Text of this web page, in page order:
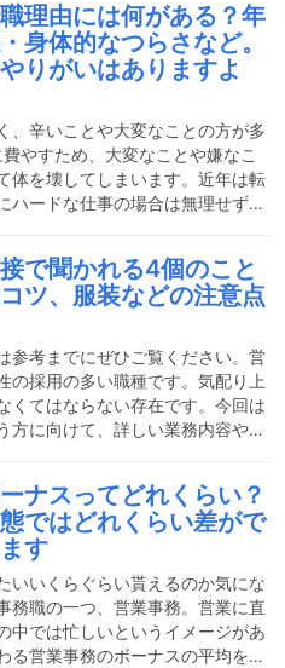
理由には何がある？年
身体的なつらさなど。
りがいはありますよ
、辛いことや大変なことの方が多
やすため、大変なことや嫌なこ
体を壊してしまいます。近年は転
ハードな仕事の場合は無理せずに
ようになり、男女問わず働きやす
もしれません。離職する人たち
転職するのでしょうか？今回は、
について、詳しく説明していきた
はどれくらい？パーセンテージで
で聞かれる4個のこと
ツ、服装などの注意点
参考までにぜひご覧ください。営
の採用の多い職種です。気配り上
くてはならない存在です。今回は
方に向けて、詳しい業務内容や営
意点なども要チェックです。営業
りをする営業マンを支える仕事で
、内勤の仕事です。デスクワーク
が置かれています。まず基本的
てくる電話の応対や、メールやF
ナスってどれくらい？
ではどれくらい差がで
す
いいくらぐらい貰えるのか気にな
務職の一つ、営業事務。営業に直
中では忙しいというイメージがあ
る営業事務のボーナスの平均をこ